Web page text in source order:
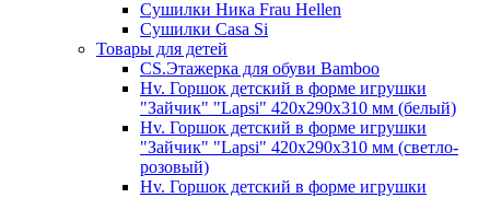
Сушилки Ника Frau Hellen
Сушилки Сasa Si
Товары для детей
CS.Этажерка для обуви Bamboo
Hv. Горшок детский в форме игрушки
"Зайчик" "Lapsi" 420х290х310 мм (белый)
Hv. Горшок детский в форме игрушки
"Зайчик" "Lapsi" 420х290х310 мм (светло-
розовый)
Hv. Горшок детский в форме игрушки